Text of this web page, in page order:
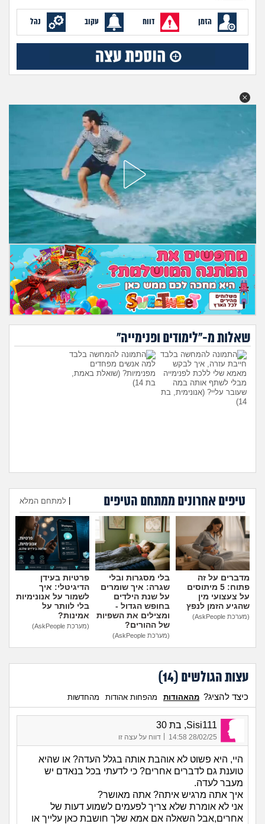
פיננסי וכלכלה
בין הסדינים
יוקר המחיה
גאווה
הזמן דווח עקוב נהל
שאלות מ-"לימודים ופנימייה"
חייבת עזרה, איך לבקש
מאמא שלי ללכת לפנימייה
מבלי לשתף אותה במה
שעובר עליי? (אנונימית, בת
14)
למה אנשים מפחדים
מפנימיות? (שואלת באמת,
בת 14)
היועצת המליצה לשלוח את
הבן שלי לפנימייה, לסמוך
עליה?(אמא מודאגת, בת
35)
עומדת להיות בפנימייה ויש לי
חבר, אני יכולה להביא אותו
לחדר שלי?(פנימיסטית
לעתיד, בת 16)
טיפים אחרונים ממתחם הטיפים למתחם המלא
הוספת טיפ
מדברים על זה
פתוח: 5 מיתוסים
על צעצועי מין
שהגיע הזמן לנפץ
(מערכת AskPeople)
בלי מסגרות ובלי
שגרה: איך שומרים
על שנת הילדים
בחופש הגדול -
ומצילים את השפיות
של ההורים?
(מערכת AskPeople)
פרטיות בעידן
הדיגיטלי: איך
לשמור על אנונימיות
בלי לוותר על
אמינות?
(מערכת AskPeople)
עצות הגולשים (14
)
כיצד להציג? מהאהודות מהפחות אהודות מהחדשות
Sisi111, בת 30
28/02/25 14:58
| דווח על עצה זו
היי, היא פשוט לא אוהבת אותה בגלל העדה? או שהיא
טוענת גם לדברים אחרים? כי לדעתי בכל בנאדם יש
מעבר לעדה.
איך אתה מרגיש איתה? אתה מאושר?
אני לא אומרת שלא צריך לפעמים לשמוע דעות של
אחרים,אבל השאלה אם אמא שלך חושבת כאן עלייך או